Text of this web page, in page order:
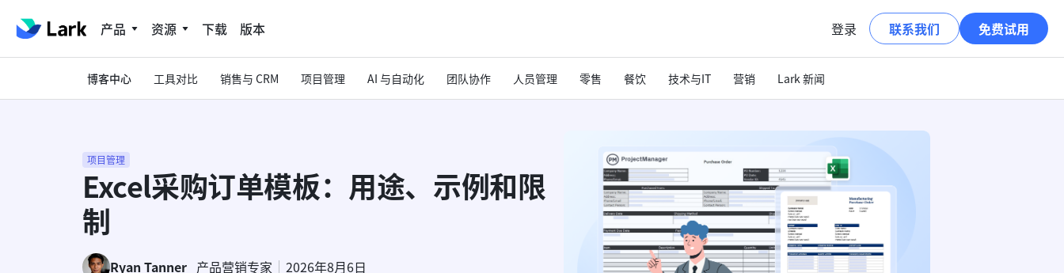
产品 资源 下载 版本 登录 联系我们 免费试用
博客中心 工具对比 销售与 CRM 项目管理 AI 与自动化 团队协作 人员管理 零售 餐饮 技术与IT 营销 Lark 新闻
项目管理
Excel采购订单模板：用途、示例和限
制
Ryan Tanner 产品营销专家 2026年8月6日